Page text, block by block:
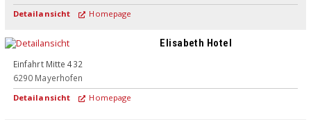
Superior
Detailansicht Homepage
Elisabeth Hotel
Einfahrt Mitte 432
6290 Mayerhofen
Detailansicht Homepage